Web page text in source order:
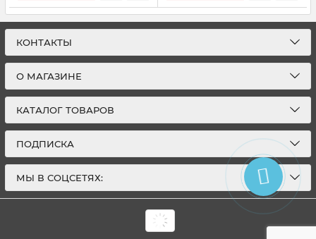
КОНТАКТЫ
О МАГАЗИНЕ
КАТАЛОГ ТОВАРОВ
ПОДПИСКА
МЫ В СОЦСЕТЯХ: